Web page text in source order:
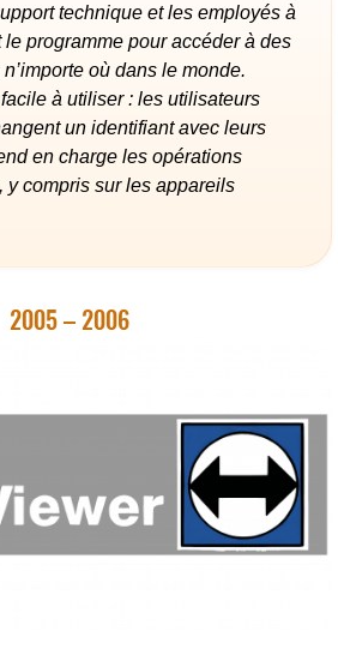
technique et les employés à
programme pour accéder à des
où dans le monde.
à utiliser : les utilisateurs
un identifiant avec leurs
en charge les opérations
y compris sur les appareils
2005 – 2006